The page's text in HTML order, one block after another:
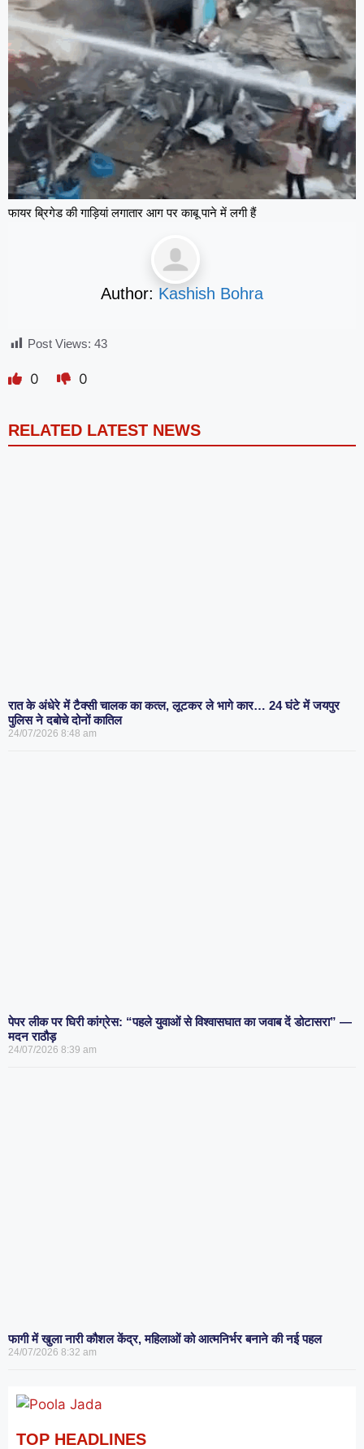
फायर ब्रिगेड की गाड़ियां लगातार आग पर काबू पाने में लगी हैं
Author: Kashish Bohra
Post Views: 43
0 0
RELATED LATEST NEWS
रात के अंधेरे में टैक्सी चालक का कत्ल, लूटकर ले भागे कार… 24 घंटे में जयपुर
पुलिस ने दबोचे दोनों कातिल
24/07/2026 8:48 am
पेपर लीक पर घिरी कांग्रेस: “पहले युवाओं से विश्वासघात का जवाब दें डोटासरा” —
मदन राठौड़
24/07/2026 8:39 am
फागी में खुला नारी कौशल केंद्र, महिलाओं को आत्मनिर्भर बनाने की नई पहल
24/07/2026 8:32 am
TOP HEADLINES